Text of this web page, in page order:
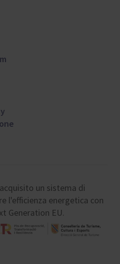
un sistema di
l'efficienza energetica con
Generation EU.